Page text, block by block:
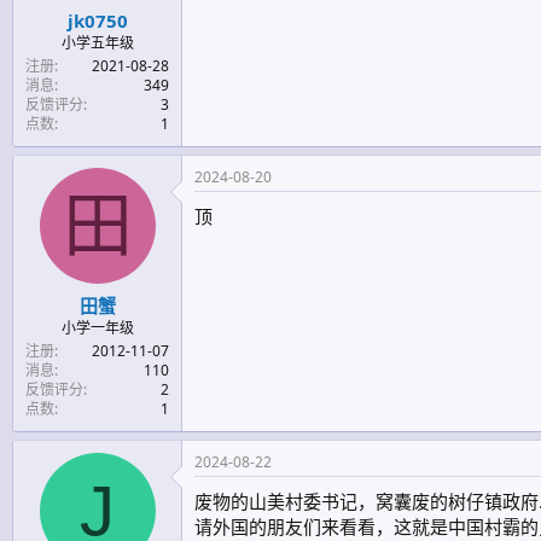
jk0750
小学五年级
注册
2021-08-28
消息
349
反馈评分
3
点数
1
田
田蟹
小学一年级
注册
2012-11-07
消息
110
反馈评分
2
点数
1
2024-08-20
顶
J
2024-08-22
废物的山美村委书记，窝囊废的树仔镇政
请外国的朋友们来看看，这就是中国村霸